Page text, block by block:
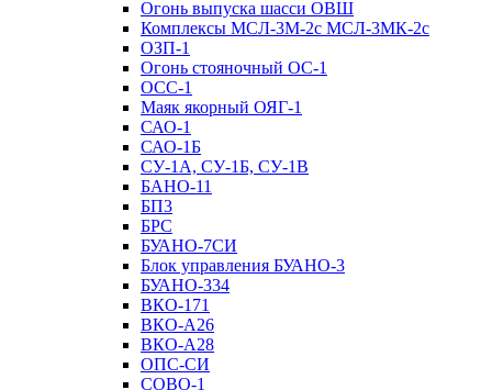
Огонь выпуска шасси ОВШ
Комплексы МСЛ-3М-2с МСЛ-3МК-2с
ОЗП-1
Огонь стояночный ОС-1
ОСС-1
Маяк якорный ОЯГ-1
САО-1
САО-1Б
СУ-1А, СУ-1Б, СУ-1В
БАНО-11
БП3
БРС
БУАНО-7СИ
Блок управления БУАНО-3
БУАНО-334
ВКО-171
ВКО-А26
ВКО-А28
ОПС-СИ
СОВО-1